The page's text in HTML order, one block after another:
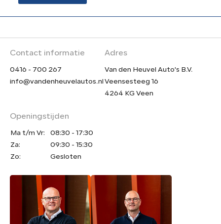
Contact informatie
0416 - 700 267
info@vandenheuvelautos.nl
Adres
Van den Heuvel Auto's B.V.
Veensesteeg 16
4264 KG Veen
Openingstijden
Ma t/m Vr:
08:30 - 17:30
Za:
09:30 - 15:30
Zo:
Gesloten